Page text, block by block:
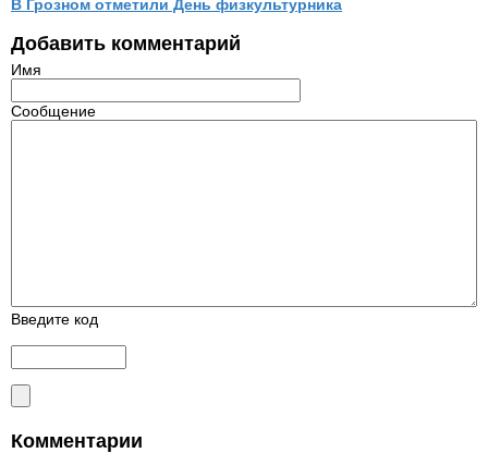
В Грозном отметили День физкультурника
Добавить комментарий
Имя
Сообщение
Введите код
Комментарии